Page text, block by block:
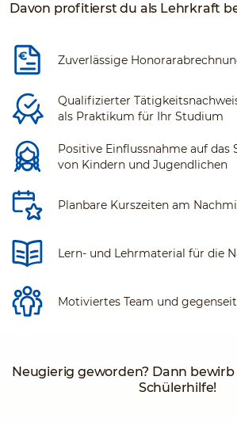
Davon profitierst du als Lehrkraft
Zuverlässige
Qualifizierter
als Praktikum für Ihr Studium
Positive Einflussnahme auf das
von Kindern und Jugendlichen
Planbare Kurszeiten am
Lern- und Lehrmaterial für die
Motiviertes Team und
Neugierig geworden? Dann
Schülerhilfe!